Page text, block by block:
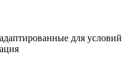
для условий